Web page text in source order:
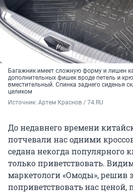
Багажник имеет сложную форму и лишен
дополнительных фишек вроде петель и
вместительный. Спинка заднего сиденья
целиком
Источник: Артем Краснов / 74.RU
До недавнего времени
потчевали нас одними
седана некогда популярного
только приветствовать.
маркетологи «Омоды», решив
поприветствовать нас ценой,